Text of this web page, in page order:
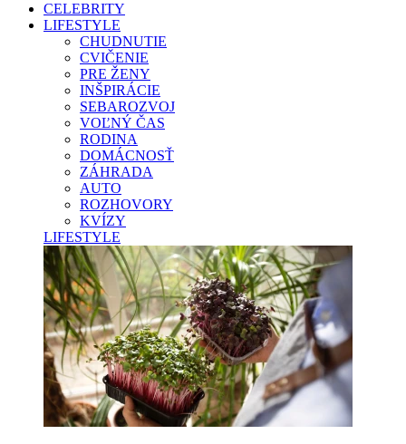
CELEBRITY
LIFESTYLE
CHUDNUTIE
CVIČENIE
PRE ŽENY
INŠPIRÁCIE
SEBAROZVOJ
VOĽNÝ ČAS
RODINA
DOMÁCNOSŤ
ZÁHRADA
AUTO
ROZHOVORY
KVÍZY
LIFESTYLE